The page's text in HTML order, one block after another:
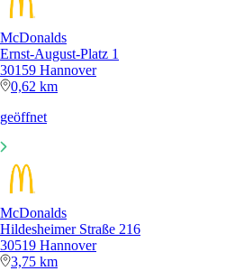
McDonalds
Ernst-August-Platz 1
30159 Hannover
0,62 km
geöffnet
McDonalds
Hildesheimer Straße 216
30519 Hannover
3,75 km